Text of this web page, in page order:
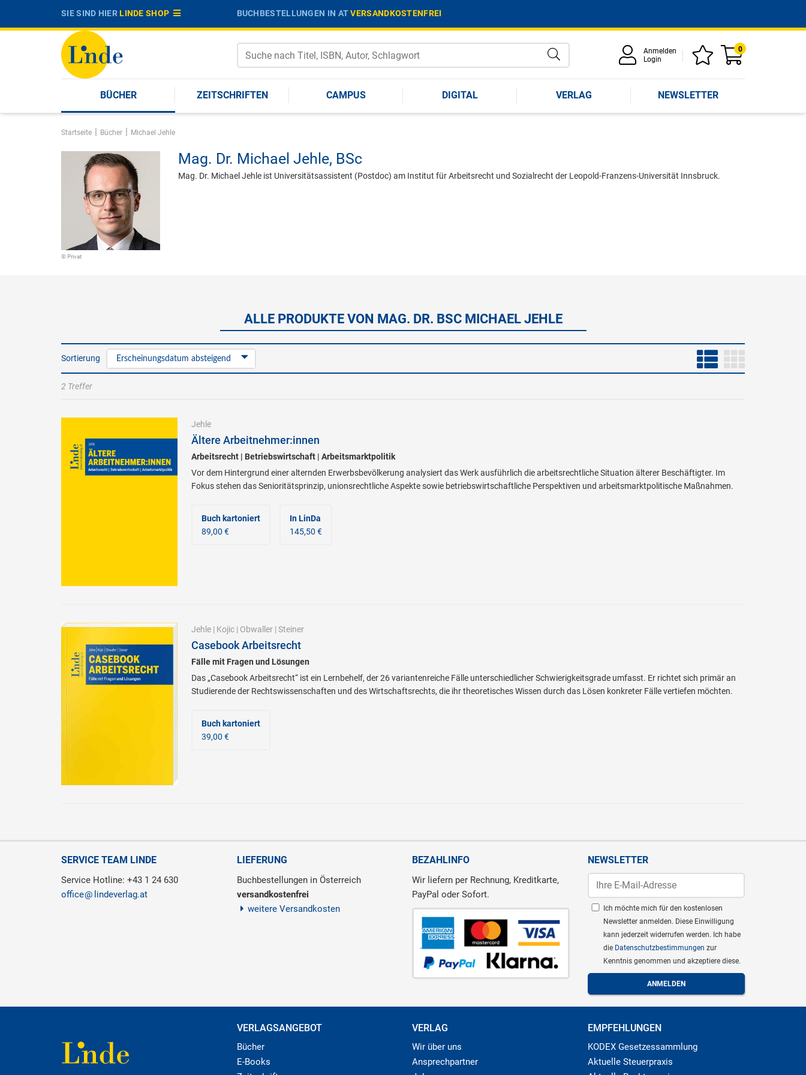
SIE SIND HIERLINDE SHOP BUCHBESTELLUNGEN IN ATVERSANDKOSTENFREI
Anmelden
Login
0
BÜCHER ZEITSCHRIFTEN CAMPUS DIGITAL VERLAG NEWSLETTER
Startseite | Bücher | Michael Jehle
© Privat
Mag. Dr. Michael Jehle, BSc
Mag. Dr. Michael Jehle ist Universitätsassistent (Postdoc) am Institut für Arbeitsrecht und Sozialrecht der Leopold-Franzens-Universität Innsbruck.
ALLE PRODUKTE VON MAG. DR. BSC MICHAEL JEHLE
Sortierung Erscheinungsdatum absteigend
2 Treffer
Jehle
Ältere Arbeitnehmer:innen
Arbeitsrecht | Betriebswirtschaft | Arbeitsmarktpolitik
Vor dem Hintergrund einer alternden Erwerbsbevölkerung analysiert das Werk ausführlich die arbeitsrechtliche Situation älterer Beschäftigter. Im
Fokus stehen das Senioritätsprinzip, unionsrechtliche Aspekte sowie betriebswirtschaftliche Perspektiven und arbeitsmarktpolitische Maßnahmen.
Buch kartoniert
89,00 €
In LinDa
145,50 €
Jehle| Kojic| Obwaller| Steiner
Casebook Arbeitsrecht
Fälle mit Fragen und Lösungen
Das „Casebook Arbeitsrecht“ ist ein Lernbehelf, der 26 variantenreiche Fälle unterschiedlicher Schwierigkeitsgrade umfasst. Er richtet sich primär an
Studierende der Rechtswissenschaften und des Wirtschaftsrechts, die ihr theoretisches Wissen durch das Lösen konkreter Fälle vertiefen möchten.
Buch kartoniert
39,00 €
SERVICE TEAM LINDE
Service Hotline: +43 1 24 630
office
lindeverlag.at
LIEFERUNG
Buchbestellungen in Österreich
versandkostenfrei
weitere Versandkosten
BEZAHLINFO
Wir liefern per Rechnung, Kreditkarte,
PayPal oder Sofort.
NEWSLETTER
Ich möchte mich für den kostenlosen
Newsletter anmelden. Diese Einwilligung
kann jederzeit widerrufen werden. Ich habe
die Datenschutzbestimmungen zur
Kenntnis genommen und akzeptiere diese.
VERLAGSANGEBOT
Bücher
E-Books
VERLAG
Wir über uns
Ansprechpartner
EMPFEHLUNGEN
KODEX Gesetzessammlung
Aktuelle Steuerpraxis